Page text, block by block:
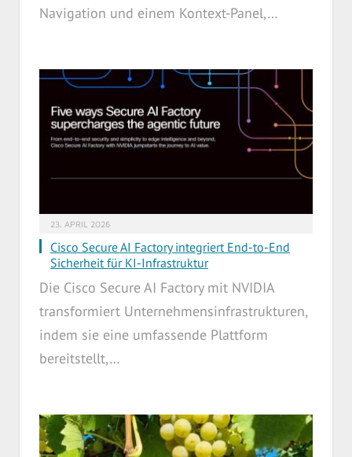
Navigation und einem Kontext-Panel,…
23. APRIL 2026
Cisco Secure AI Factory integriert End-to-End
Sicherheit für KI-Infrastruktur
Die Cisco Secure AI Factory mit NVIDIA
transformiert Unternehmensinfrastrukturen,
indem sie eine umfassende Plattform
bereitstellt,…